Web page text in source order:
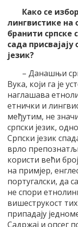
Како се
лингвистике на
бранити српске
сада
језик?
– Данашњи
Вука, који га је
наглашава
етнички и
међутим, не
српски језик,
Српски језик
врло
користи већи
на примјер,
португалски, да
не спори
вишеструкост
припадају
Садржај и опсег